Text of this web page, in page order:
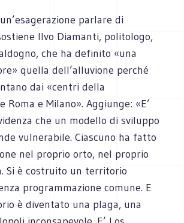
parlare di
Ilvo Diamanti, politologo,
che ha definito «una
quella dell’alluvione perché
dai «centri della
Roma e Milano». Aggiunge: «E’
che un modello di sviluppo
vulnerabile. Ciascuno ha fatto
nel proprio orto, nel proprio
Si è costruito un territorio
programmazione comune. E
è diventato una plaga, una